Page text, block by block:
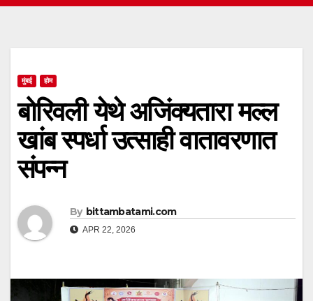
मुंबई होम
बोरिवली येथे अजिंक्यतारा मल्ल
खांब स्पर्धा उत्साही वातावरणात
संपन्न
By bittambatami.com
APR 22, 2026